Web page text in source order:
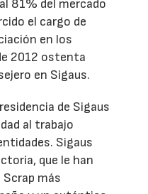
81% del mercado
el cargo de
en los
2012 ostenta
en Sigaus.
de Sigaus
al trabajo
Sigaus
que le han
más